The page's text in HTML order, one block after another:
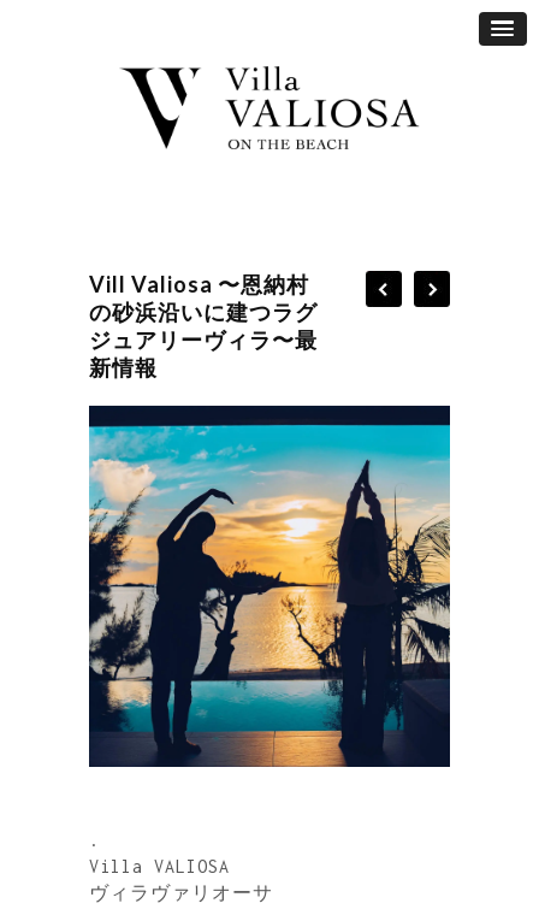
Vill Valiosa 〜恩納村
の砂浜沿いに建つラグ
ジュアリーヴィラ〜最
新情報
.
Villa VALIOSA
ヴィラヴァリオーサ